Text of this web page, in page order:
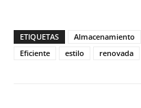
ETIQUETAS Almacenamiento
Eficiente
estilo renovada